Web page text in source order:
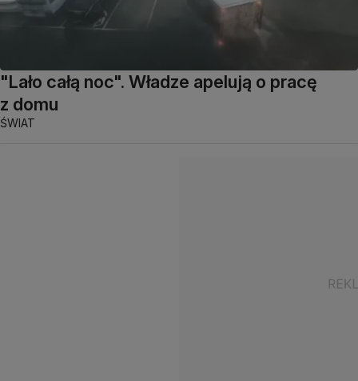
"Lało całą noc". Władze apelują o pracę
z domu
ŚWIAT